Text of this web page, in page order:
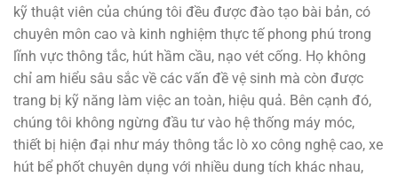
kỹ thuật viên của chúng tôi đều được đào tạo bài bản, có
chuyên môn cao và kinh nghiệm thực tế phong phú trong
lĩnh vực thông tắc, hút hầm cầu, nạo vét cống. Họ không
chỉ am hiểu sâu sắc về các vấn đề vệ sinh mà còn được
trang bị kỹ năng làm việc an toàn, hiệu quả. Bên cạnh đó,
chúng tôi không ngừng đầu tư vào hệ thống máy móc,
thiết bị hiện đại như máy thông tắc lò xo công nghệ cao, xe
hút bể phốt chuyên dụng với nhiều dung tích khác nhau,